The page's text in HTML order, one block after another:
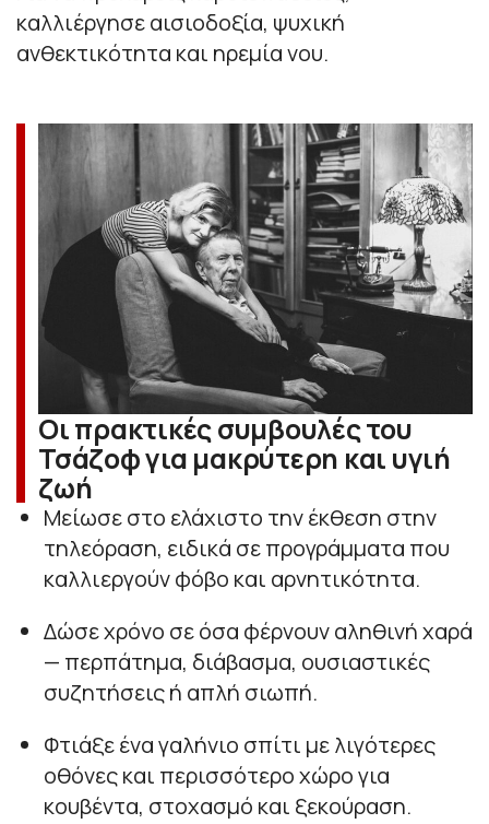
καλλιέργησε αισιοδοξία, ψυχική
ανθεκτικότητα και ηρεμία νου.
Οι πρακτικές συμβουλές του
Τσάζοφ για μακρύτερη και υγιή
ζωή
Μείωσε στο ελάχιστο την έκθεση στην
τηλεόραση, ειδικά σε προγράμματα που
καλλιεργούν φόβο και αρνητικότητα.
Δώσε χρόνο σε όσα φέρνουν αληθινή χαρά
— περπάτημα, διάβασμα, ουσιαστικές
συζητήσεις ή απλή σιωπή.
Φτιάξε ένα γαλήνιο σπίτι με λιγότερες
οθόνες και περισσότερο χώρο για
κουβέντα, στοχασμό και ξεκούραση.